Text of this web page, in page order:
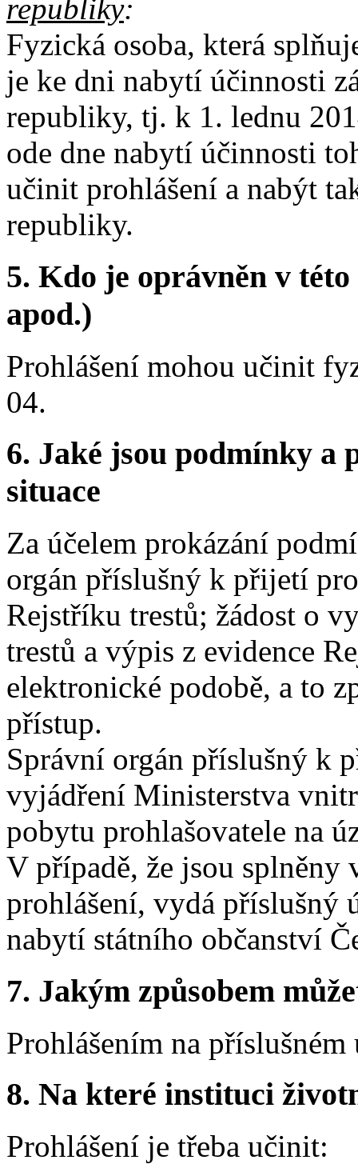
republiky:
Fyzická osoba, která
je ke dni nabytí účinnosti
republiky, tj. k 1. lednu
ode dne nabytí účinnosti
učinit prohlášení a nabýt
republiky.
5. Kdo je oprávněn v
apod.)
Prohlášení mohou učinit
04.
6. Jaké jsou podmínky a
situace
Za účelem prokázání
orgán příslušný k přijetí
Rejstříku trestů; žádost o
trestů a výpis z evidence
elektronické podobě, a to
přístup.
Správní orgán příslušný k
vyjádření Ministerstva
pobytu prohlašovatele na
V případě, že jsou
prohlášení, vydá příslušný
nabytí státního občanství
7. Jakým způsobem
Prohlášením na příslušném
8. Na které instituci
Prohlášení je třeba učinit: